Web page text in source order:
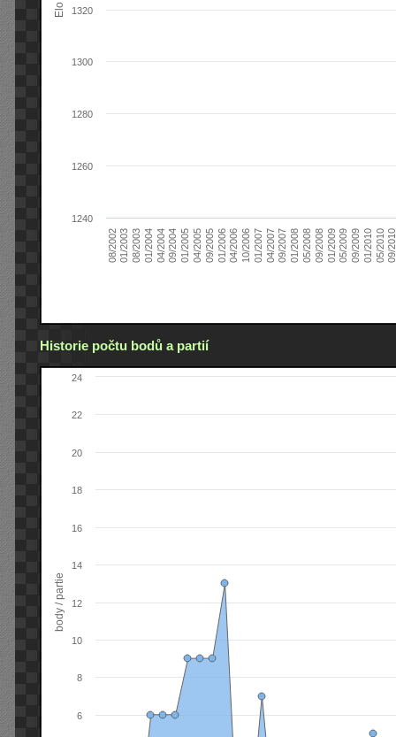
Elo
08/200201/200308/200301/200404/200409/200401/200504/200509/200501/200604/200610/200601/200704/200709/200701/200805/200809/200801/200905/200909/200901/201005/201009/
1240
1260
1280
1300
1320
Historie počtu bodů a partií
body / partie
6
8
10
12
14
16
18
20
22
24